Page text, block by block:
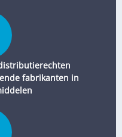
fabrikanten in